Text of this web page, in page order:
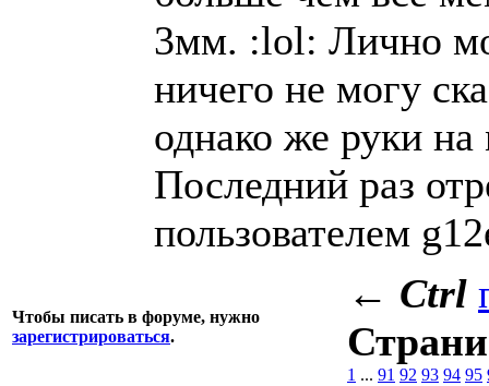
3мм. :lol: Лично
ничего не могу
однако же руки
Последний раз
пользователем
Чтобы писать в форуме, нужно
зарегистрироваться.
← Ctrl
1 ... 91 92 93 94 95